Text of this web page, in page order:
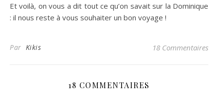
Et voilà, on vous a dit tout ce qu’on savait sur la Dominique
: il nous reste à vous souhaiter un bon voyage !
Par Kikis 18 Commentaires
18 COMMENTAIRES